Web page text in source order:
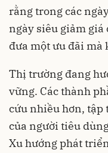
rằng trong các
ngày siêu giảm giá
đưa một ưu đãi
Thị trường đang
vững. Các thành
cứu nhiều hơn, tập
của người tiêu
Xu hướng phát